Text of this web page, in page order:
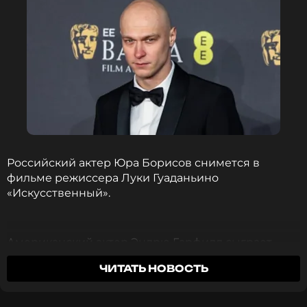
Российский актер Юра Борисов снимется в
фильме режиссера Луки Гуаданьино
«Искусственный».
Американский актер Эндрю Гарфилд сыграет
одну из главных ролей в фильме, сообщает
ЧИТАТЬ НОВОСТЬ